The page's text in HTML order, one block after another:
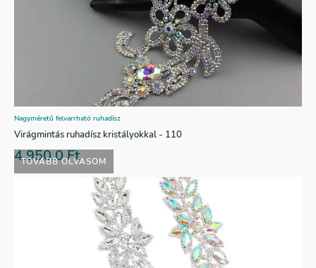
TOVÁBB OLVASOM
Nagyméretű felvarrható ruhadísz
Virágmintás ruhadísz kristályokkal - 110
4.950,0Ft